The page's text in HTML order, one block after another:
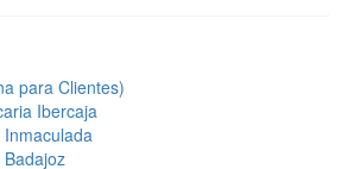
para Clientes)
Ibercaja